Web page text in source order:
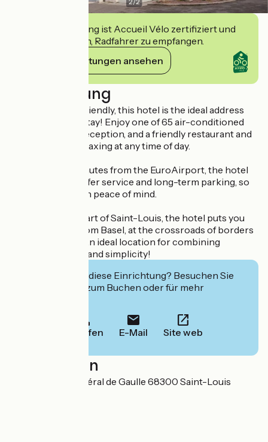
Diese Einrichtung ist Accueil Vélo zertifiziert und
verpflichtet sich, Radfahrer zu empfangen.
Ihre Verpflichtungen ansehen
Beschreibung
Economical and friendly, this hotel is the ideal address
for a stress-free stay! Enjoy one of 65 air-conditioned
rooms, 24-hour reception, and a friendly restaurant and
bar, perfect for relaxing at any time of day.
Located just 5 minutes from the EuroAirport, the hotel
offers a free transfer service and long-term parking, so
you can travel with peace of mind.
Located in the heart of Saint-Louis, the hotel puts you
just 10 minutes from Basel, at the crossroads of borders
and discoveries. An ideal location for combining
comfort, mobility and simplicity!
Interessiert Sie diese Einrichtung? Besuchen Sie
deren Website zum Buchen oder für mehr
Anrufen E-Mail Site web
Localisation
17 Avenue du Général de Gaulle 68300 Saint-Louis